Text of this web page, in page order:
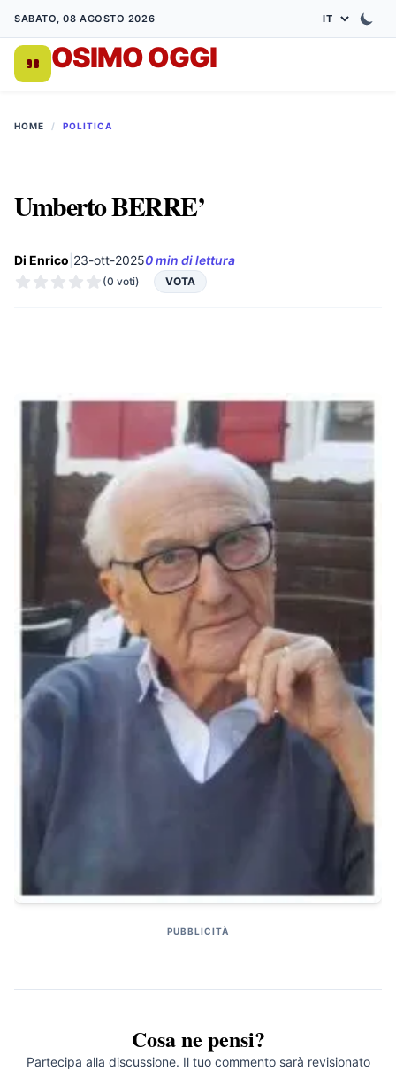
SABATO, 08 AGOSTO 2026
OSIMO OGGI
HOME / POLITICA
Umberto BERRE’
Di Enrico 23-ott-20250 min di lettura
(0 voti) VOTA
PUBBLICITÀ
Cosa ne pensi?
Partecipa alla discussione. Il tuo commento sarà revisionato